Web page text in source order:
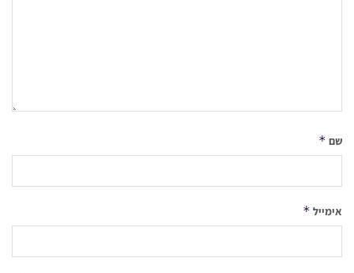
שם *
אימייל *